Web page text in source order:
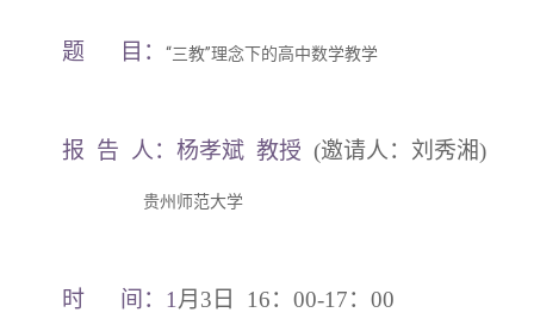
题 目： “三教”理念下的高中数学教学
报 告 人：杨孝斌 教授 (邀请人：刘秀湘)
贵州师范大学
时 间：1 月3日 16：00-17：00